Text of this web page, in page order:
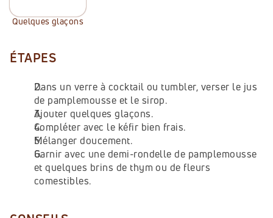
Quelques glaçons
ÉTAPES
Dans un verre à cocktail ou tumbler, verser le jus
de pamplemousse et le sirop.
Ajouter quelques glaçons.
Compléter avec le kéfir bien frais.
Mélanger doucement.
Garnir avec une demi-rondelle de pamplemousse
et quelques brins de thym ou de fleurs
comestibles.